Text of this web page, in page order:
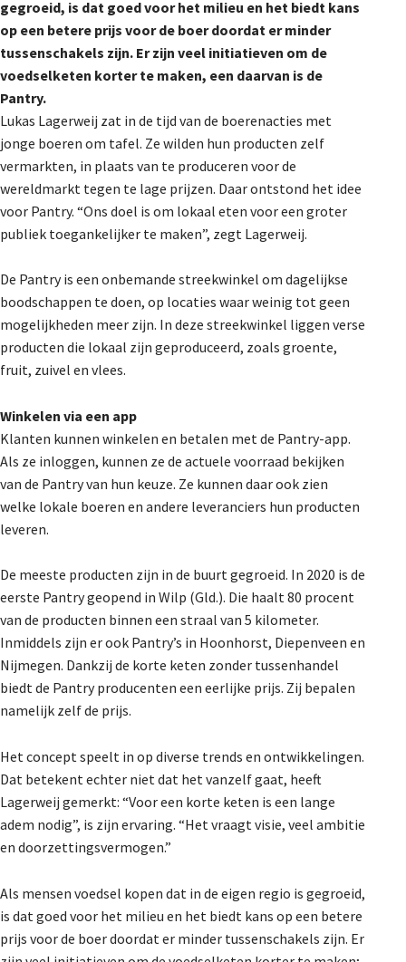
gegroeid, is dat goed voor het milieu en het biedt kans
op een betere prijs voor de boer doordat er minder
tussenschakels zijn. Er zijn veel initiatieven om de
voedselketen korter te maken, een daarvan is de
Pantry.
Lukas Lagerweij zat in de tijd van de boerenacties met
jonge boeren om tafel. Ze wilden hun producten zelf
vermarkten, in plaats van te produceren voor de
wereldmarkt tegen te lage prijzen. Daar ontstond het idee
voor Pantry. “Ons doel is om lokaal eten voor een groter
publiek toegankelijker te maken”, zegt Lagerweij.
De Pantry is een onbemande streekwinkel om dagelijkse
boodschappen te doen, op locaties waar weinig tot geen
mogelijkheden meer zijn. In deze streekwinkel liggen verse
producten die lokaal zijn geproduceerd, zoals groente,
fruit, zuivel en vlees.
Winkelen via een app
Klanten kunnen winkelen en betalen met de Pantry-app.
Als ze inloggen, kunnen ze de actuele voorraad bekijken
van de Pantry van hun keuze. Ze kunnen daar ook zien
welke lokale boeren en andere leveranciers hun producten
leveren.
De meeste producten zijn in de buurt gegroeid. In 2020 is de
eerste Pantry geopend in Wilp (Gld.). Die haalt 80 procent
van de producten binnen een straal van 5 kilometer.
Inmiddels zijn er ook Pantry’s in Hoonhorst, Diepenveen en
Nijmegen. Dankzij de korte keten zonder tussenhandel
biedt de Pantry producenten een eerlijke prijs. Zij bepalen
namelijk zelf de prijs.
Het concept speelt in op diverse trends en ontwikkelingen.
Dat betekent echter niet dat het vanzelf gaat, heeft
Lagerweij gemerkt: “Voor een korte keten is een lange
adem nodig”, is zijn ervaring. “Het vraagt visie, veel ambitie
en doorzettingsvermogen.”
Als mensen voedsel kopen dat in de eigen regio is gegroeid,
is dat goed voor het milieu en het biedt kans op een betere
prijs voor de boer doordat er minder tussenschakels zijn. Er
Provincies
De Landeigenaar
Contact